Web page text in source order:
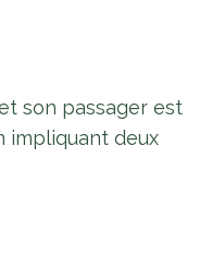
son passager est
impliquant deux